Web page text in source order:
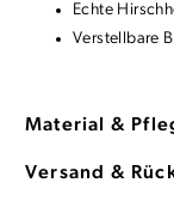
Echte
Verstellbare
Material &
Versand &